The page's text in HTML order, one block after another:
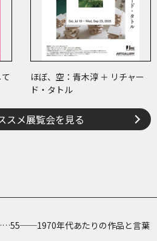
ほぼ、空：青木淳 ＋ リチャー
ド・タトル
スメ展覧会を見る
年代あたりの作品と言葉